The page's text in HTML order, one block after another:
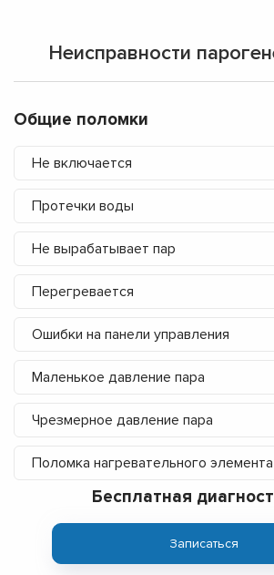
Неисправности
Общие поломки
Не включается
Протечки воды
Не вырабатывает пар
Перегревается
Ошибки на панели управления
Маленькое давление пара
Чрезмерное давление пара
Поломка нагревательного элемента
Бесплатная
Записаться